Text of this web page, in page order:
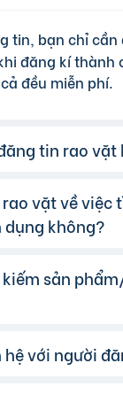
tin, bạn chỉ cần
đăng kí thành
đều miễn phí.
tin rao vặt
cung cấp gói
người dùng.
chọn các gói
lý, xem thêm
vặt về việc
không?
có thể.
dụng và
sản
sử dụng công
hệ với người